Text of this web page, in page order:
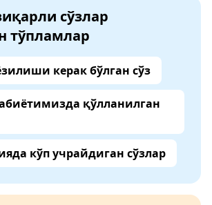
сўзлар
тўпламлар
керак бўлган сўз
қўлланилган
кўп учрайдиган сўзлар